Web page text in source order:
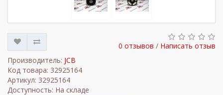
0 отзывов / Написать отзыв
Производитель: JCB
Код товара: 32925164
Артикул: 32925164
Доступность: На складе